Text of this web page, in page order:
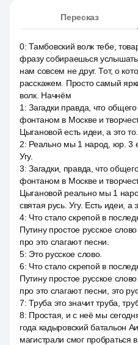
Пересказ
0:Тамбовский волк тебе,
фразу собираешься услышать
нам совсем не друг. Тот, о
расскажем. Просто самый
волк. Начнём
1 :Загадки правда, что
фонтаном в Москве и
Цыгановой есть идеи, а это то.
2: Реально мы 1 народ, юр. 3
Угу.
3:Загадки, правда, что
фонтаном в Москве и
Цыгановой реально мы 1
святая русь. Угу. Есть идеи, а
4: Что стало скрепой в
Путину простое русское
про это слагают песни.
5: Это русское слово.
6: Что стало скрепой в
Путину простое русское
про это слагают песни, это
7:Труба это значит труба,
8: Простая, и с неё мы
года кадыровский батальон
магистрали смог пробраться в